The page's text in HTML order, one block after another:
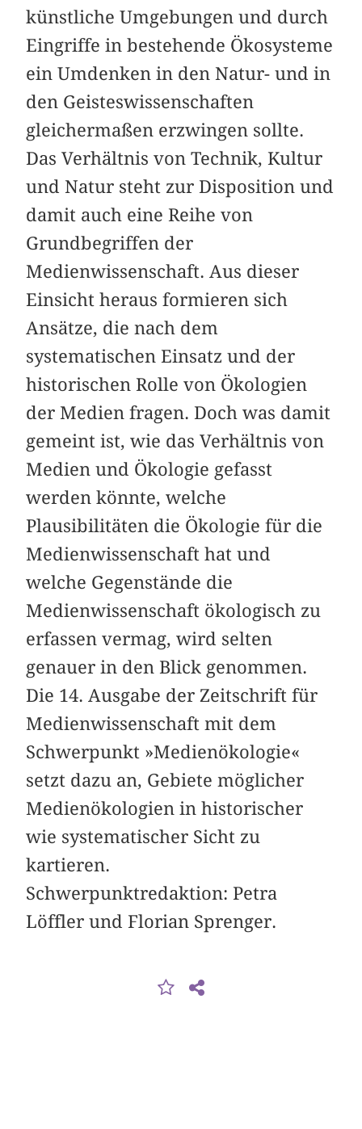
künstliche Umgebungen und durch
Eingriffe in bestehende Ökosysteme
ein Umdenken in den Natur- und in
den Geisteswissenschaften
gleichermaßen erzwingen sollte.
Das Verhältnis von Technik, Kultur
und Natur steht zur Disposition und
damit auch eine Reihe von
Grundbegriffen der
Medienwissenschaft. Aus dieser
Einsicht heraus formieren sich
Ansätze, die nach dem
systematischen Einsatz und der
historischen Rolle von Ökologien
der Medien fragen. Doch was damit
gemeint ist, wie das Verhältnis von
Medien und Ökologie gefasst
werden könnte, welche
Plausibilitäten die Ökologie für die
Medienwissenschaft hat und
welche Gegenstände die
Medienwissenschaft ökologisch zu
erfassen vermag, wird selten
genauer in den Blick genommen.
Die 14. Ausgabe der Zeitschrift für
Medienwissenschaft mit dem
Schwerpunkt »Medienökologie«
setzt dazu an, Gebiete möglicher
Medienökologien in historischer
wie systematischer Sicht zu
kartieren.
Schwerpunktredaktion: Petra
Löffler und Florian Sprenger.